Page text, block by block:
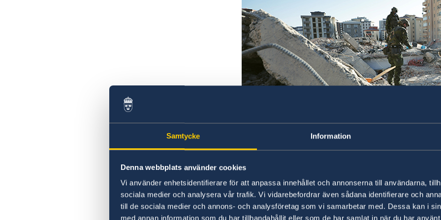
Samtycke Information
Denna webbplats använder cookies
Vi använder enhetsidentifierare för att anpassa innehållet och annonserna till användarna,
sociala medier och analysera vår trafik. Vi vidarebefordrar även sådana identifierare och
till de sociala medier och annons- och analysföretag som vi samarbetar med. Dessa kan i
med annan information som du har tillhandahållit eller som de har samlat in när du har
Photo credit: Försvarsmakten/Swedish Armed Forces
Sverige har hittills bidragit med 117 miljoner
jordbävningsdrabbade länderna. Totalt 37
humanitära stöd via Internationella Rödakors-
FN:s fond för katastrofbistånd. Genom Sida
FN-organisationer, Svenska Röda Korset och
bränsle, matpaket, logi, sjukvård och